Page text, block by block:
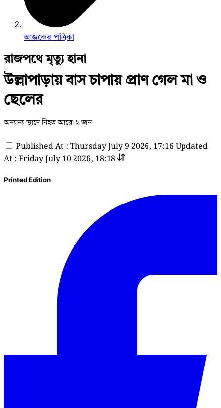
আজকের পত্রিকা
রাজপথে মৃত্যু হানা
উল্লাপাড়ায় বাস চাপায় প্রাণ গেল মা ও
ছেলের
অন্যান্য স্থানে নিহত আরো ২ জন
Published At : Thursday July 9 2026, 17:16 Updated
At : Friday July 10 2026, 18:18
Printed Edition